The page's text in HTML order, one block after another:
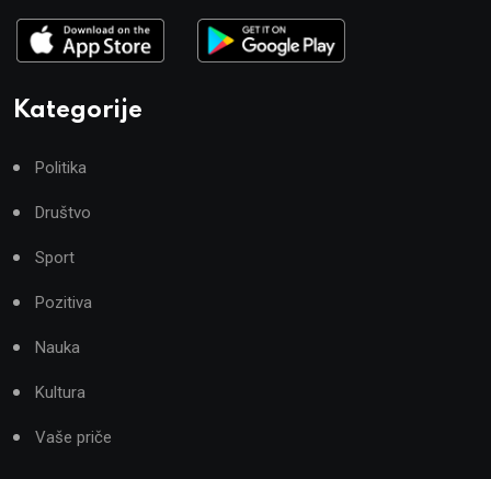
Kategorije
Politika
Društvo
Sport
Pozitiva
Nauka
Kultura
Vaše priče